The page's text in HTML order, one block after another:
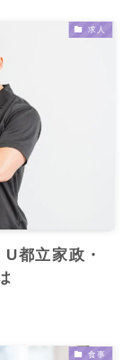
求人
都立家政・
食事